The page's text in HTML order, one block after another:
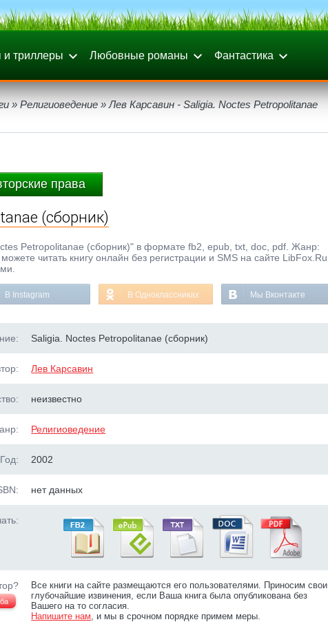
и триллеры Любовные романы Фантастика
» Религиоведение » Лев Карсавин - Saligia. Noctes Petropolitanae
права
(сборник)
Petropolitanae (сборник)" в формате fb2, epub, txt, doc, pdf. Жанр:
читать книгу онлайн без регистрации и SMS на сайте LibFox.Ru
В Instagram В Одноклассниках Мы Вконтакте
Saligia. Noctes Petropolitanae (сборник)
Лев Карсавин
неизвестно
Религиоведение
Год: 2002
нет данных
Все книги на сайте размещаются его пользователями. Приносим свои
глубочайшие извинения, если Ваша книга была опубликована без
Вашего на то согласия.
Напишите нам, и мы в срочном порядке примем меры.